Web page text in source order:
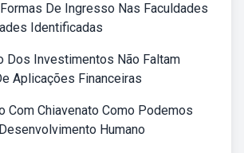
De Ingresso Nas Faculdades
Identificadas
Dos Investimentos Não Faltam
Aplicações Financeiras
Com Chiavenato Como Podemos
Humano